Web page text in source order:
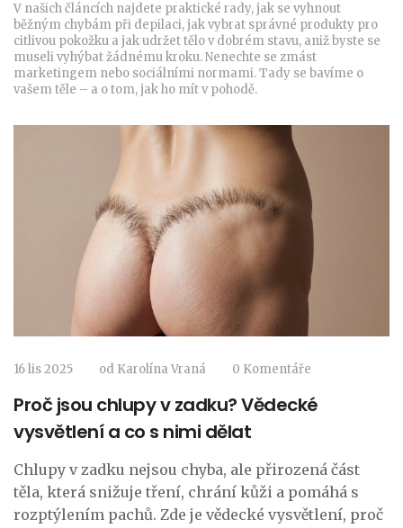
V našich článcích najdete praktické rady, jak se vyhnout
běžným chybám při depilaci, jak vybrat správné produkty pro
citlivou pokožku a jak udržet tělo v dobrém stavu, aniž byste se
museli vyhýbat žádnému kroku. Nenechte se zmást
marketingem nebo sociálními normami. Tady se bavíme o
vašem těle – a o tom, jak ho mít v pohodě.
16 lis 2025 od Karolína Vraná 0 Komentáře
Proč jsou chlupy v zadku? Vědecké
vysvětlení a co s nimi dělat
Chlupy v zadku nejsou chyba, ale přirozená část
těla, která snižuje tření, chrání kůži a pomáhá s
rozptýlením pachů. Zde je vědecké vysvětlení, proč